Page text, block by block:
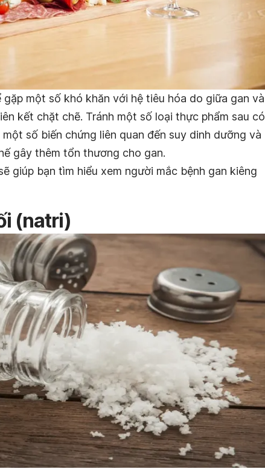
gặp một số khó khăn với hệ tiêu hóa do giữa gan và
kết chặt chẽ. Tránh một số loại thực phẩm sau có
số biến chứng liên quan đến suy dinh dưỡng và
gây thêm tổn thương cho gan.
giúp bạn tìm hiểu xem người mắc bệnh gan kiêng
(natri)